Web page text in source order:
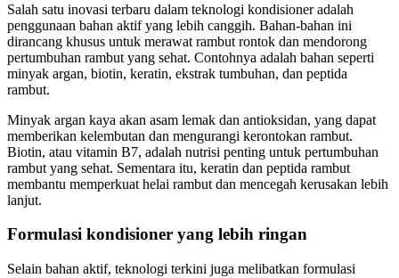
Salah satu inovasi terbaru dalam teknologi kondisioner adalah
penggunaan bahan aktif yang lebih canggih. Bahan-bahan ini
dirancang khusus untuk merawat rambut rontok dan mendorong
pertumbuhan rambut yang sehat. Contohnya adalah bahan seperti
minyak argan, biotin, keratin, ekstrak tumbuhan, dan peptida
rambut.
Minyak argan kaya akan asam lemak dan antioksidan, yang dapat
memberikan kelembutan dan mengurangi kerontokan rambut.
Biotin, atau vitamin B7, adalah nutrisi penting untuk pertumbuhan
rambut yang sehat. Sementara itu, keratin dan peptida rambut
membantu memperkuat helai rambut dan mencegah kerusakan lebih
lanjut.
Formulasi kondisioner yang lebih ringan
Selain bahan aktif, teknologi terkini juga melibatkan formulasi